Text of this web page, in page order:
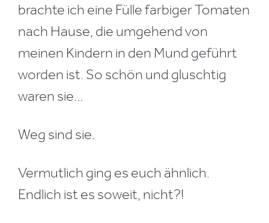
brachte ich eine Fülle farbiger Tomaten
nach Hause, die umgehend von
meinen Kindern in den Mund geführt
worden ist. So schön und gluschtig
waren sie…
Weg sind sie.
Vermutlich ging es euch ähnlich.
Endlich ist es soweit, nicht?!